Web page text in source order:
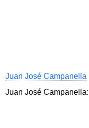
Juan José Campanella
Juan José Campanella: